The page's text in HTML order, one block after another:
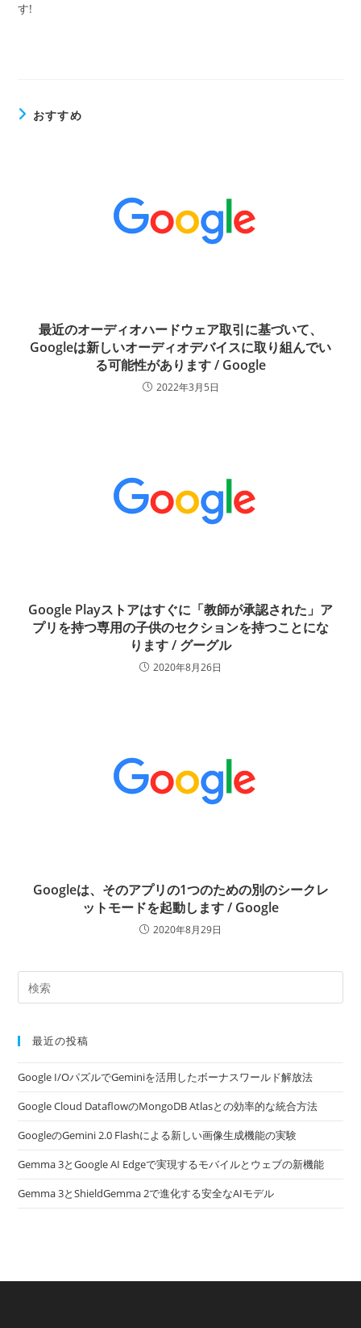
す!
おすすめ
最近のオーディオハードウェア取引に基づいて、
Googleは新しいオーディオデバイスに取り組んでい
る可能性があります / Google
2022年3月5日
Google Playストアはすぐに「教師が承認された」ア
プリを持つ専用の子供のセクションを持つことにな
ります / グーグル
2020年8月26日
Googleは、そのアプリの1つのための別のシークレ
ットモードを起動します / Google
2020年8月29日
最近の投稿
Google I/OパズルでGeminiを活用したボーナスワールド解放法
Google Cloud DataflowのMongoDB Atlasとの効率的な統合方法
GoogleのGemini 2.0 Flashによる新しい画像生成機能の実験
Gemma 3とGoogle AI Edgeで実現するモバイルとウェブの新機能
Gemma 3とShieldGemma 2で進化する安全なAIモデル